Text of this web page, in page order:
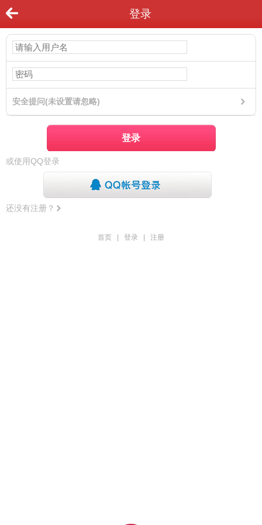
登录
安全提问(未设置请忽略)
登录
或使用QQ登录
还没有注册？
首页 登录 注册